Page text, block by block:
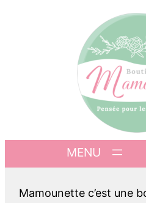
Mamounette c’est une